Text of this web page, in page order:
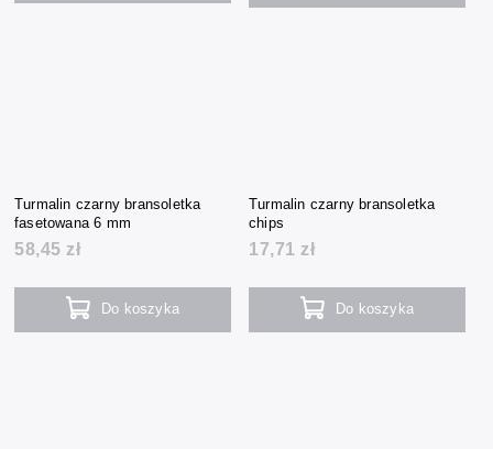
Turmalin czarny bransoletka
fasetowana 6 mm
58,45 zł
Do koszyka
Turmalin czarny bransoletka
chips
17,71 zł
Do koszyka